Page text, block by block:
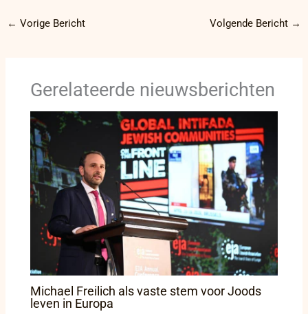
← Vorige Bericht Volgende Bericht →
Gerelateerde nieuwsberichten
Michael Freilich als vaste stem voor Joods
leven in Europa